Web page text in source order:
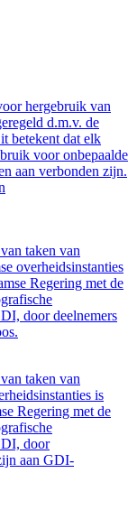
hergebruik van
d.m.v. de
betekent dat elk
voor onbepaalde
aan verbonden zijn.
taken van
overheidsinstanties
Regering met de
door deelnemers
taken van
is
Regering met de
door
aan GDI-